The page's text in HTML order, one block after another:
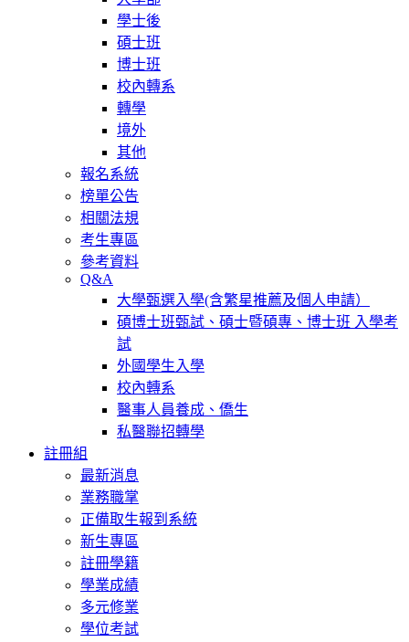
學士後
碩士班
博士班
校內轉系
轉學
境外
其他
報名系統
榜單公告
相關法規
考生專區
參考資料
Q&A
大學甄選入學(含繁星推薦及個人申請）
碩博士班甄試、碩士暨碩專、博士班 入學考
試
外國學生入學
校內轉系
醫事人員養成、僑生
私醫聯招轉學
註冊組
最新消息
業務職掌
正備取生報到系統
新生專區
註冊學籍
學業成績
多元修業
學位考試